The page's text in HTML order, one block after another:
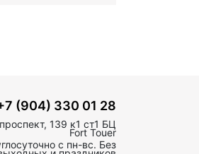
(904) 330 01 28
139 к1 ст1 БЦ
Fort Touer
с пн-вс. Без